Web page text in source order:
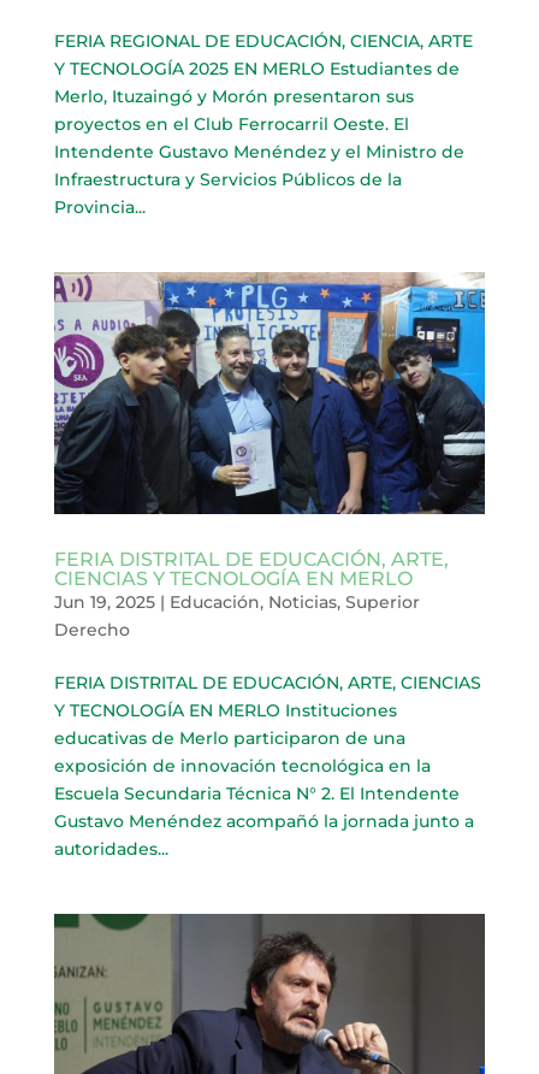
FERIA REGIONAL DE EDUCACIÓN, CIENCIA, ARTE
Y TECNOLOGÍA 2025 EN MERLO Estudiantes de
Merlo, Ituzaingó y Morón presentaron sus
proyectos en el Club Ferrocarril Oeste. El
Intendente Gustavo Menéndez y el Ministro de
Infraestructura y Servicios Públicos de la
Provincia...
FERIA DISTRITAL DE EDUCACIÓN, ARTE,
CIENCIAS Y TECNOLOGÍA EN MERLO
Jun 19, 2025| Educación, Noticias, Superior
Derecho
FERIA DISTRITAL DE EDUCACIÓN, ARTE, CIENCIAS
Y TECNOLOGÍA EN MERLO Instituciones
educativas de Merlo participaron de una
exposición de innovación tecnológica en la
Escuela Secundaria Técnica N° 2. El Intendente
Gustavo Menéndez acompañó la jornada junto a
autoridades...